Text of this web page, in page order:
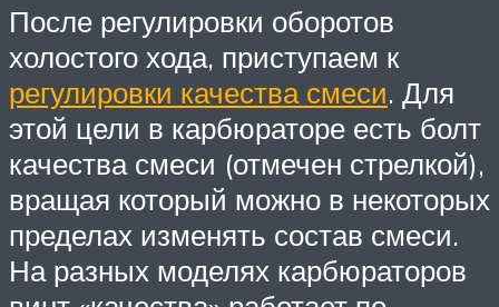
После регулировки оборотов
холостого хода, приступаем к
регулировки качества смеси. Для
этой цели в карбюраторе есть болт
качества смеси (отмечен стрелкой),
вращая который можно в некоторых
пределах изменять состав смеси.
На разных моделях карбюраторов